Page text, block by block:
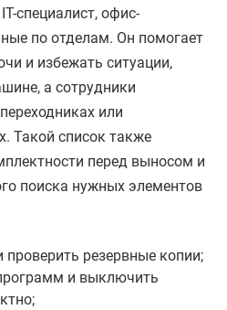
специалист, офис-
по отделам. Он помогает
и избежать ситуации,
а сотрудники
или
Такой список также
перед выносом и
поиска нужных элементов
резервные копии;
и выключить